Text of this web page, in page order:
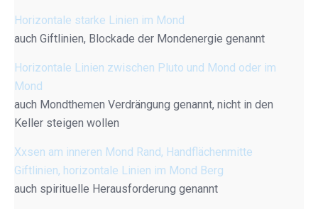
Horizontale starke Linien im Mond
auch Giftlinien, Blockade der Mondenergie genannt
Horizontale Linien zwischen Pluto und Mond oder im
Mond
auch Mondthemen Verdrängung genannt, nicht in den
Keller steigen wollen
Xxsen am inneren Mond Rand, Handflächenmitte
Giftlinien, horizontale Linien im Mond Berg
auch spirituelle Herausforderung genannt